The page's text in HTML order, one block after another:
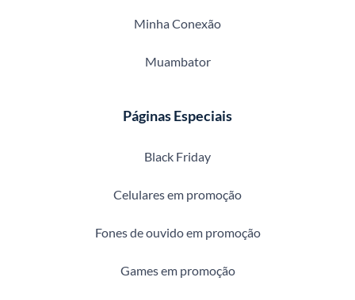
Minha Conexão
Muambator
Páginas Especiais
Black Friday
Celulares em promoção
Fones de ouvido em promoção
Games em promoção